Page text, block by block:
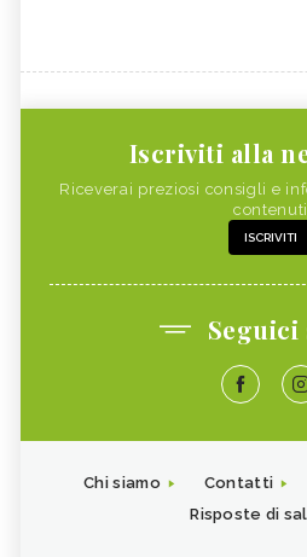
Iscriviti alla
Riceverai preziosi consigli e
contenuti
ISCRIVITI
Seguici
Chi siamo Contatti
Risposte di